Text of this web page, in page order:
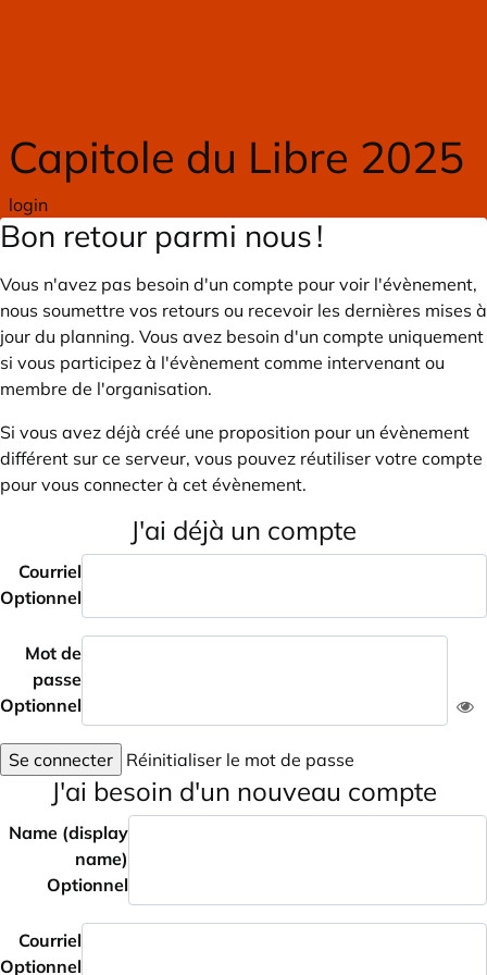
Capitole du Libre 2025
login
Bon retour parmi nous !
Vous n'avez pas besoin d'un compte pour voir l'évènement,
nous soumettre vos retours ou recevoir les dernières mises à
jour du planning. Vous avez besoin d'un compte uniquement
si vous participez à l'évènement comme intervenant ou
membre de l'organisation.
Si vous avez déjà créé une proposition pour un évènement
différent sur ce serveur, vous pouvez réutiliser votre compte
pour vous connecter à cet évènement.
J'ai déjà un compte
Courriel
Optionnel
Mot de
passe
Optionnel
Se connecter Réinitialiser le mot de passe
J'ai besoin d'un nouveau compte
Name (display
name)
Optionnel
Courriel
Optionnel